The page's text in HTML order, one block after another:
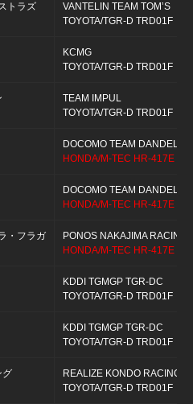
トラズ
VANTELIN TEAM TOM’S
TOYOTA/TGR-D TRD01F
KCMG
TOYOTA/TGR-D TRD01F
TEAM IMPUL
TOYOTA/TGR-D TRD01F
DOCOMO TEAM
HONDA/M-TEC HR-417E
DOCOMO TEAM
HONDA/M-TEC HR-417E
・フラガ
PONOS NAKAJIMA RACING
HONDA/M-TEC HR-417E
KDDI TGMGP TGR-DC
TOYOTA/TGR-D TRD01F
KDDI TGMGP TGR-DC
TOYOTA/TGR-D TRD01F
グ
REALIZE KONDO RACING
TOYOTA/TGR-D TRD01F